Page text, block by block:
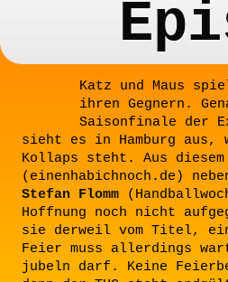
Katz und Maus
ihren Gegnern.
Saisonfinale der
sieht es in Hamburg aus,
Kollaps steht. Aus diesem
(einenhabichnoch.de)
Stefan Flomm
Hoffnung noch nicht
sie derweil vom Titel,
Feier muss allerdings
jubeln darf. Keine